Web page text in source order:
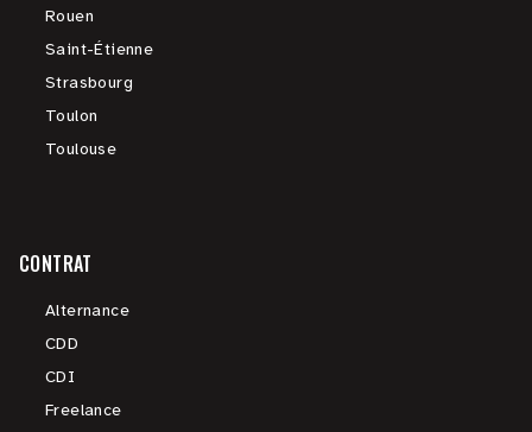
Rouen
Saint-Étienne
Strasbourg
Toulon
Toulouse
CONTRAT
Alternance
CDD
CDI
Freelance